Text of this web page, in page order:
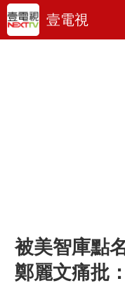
壹電視
被美智庫點
鄭麗文痛批